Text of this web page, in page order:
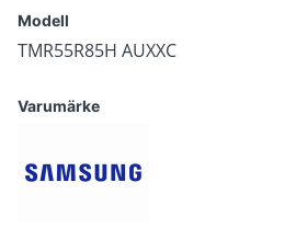
Modell
TMR55R85H AUXXC
Varumärke